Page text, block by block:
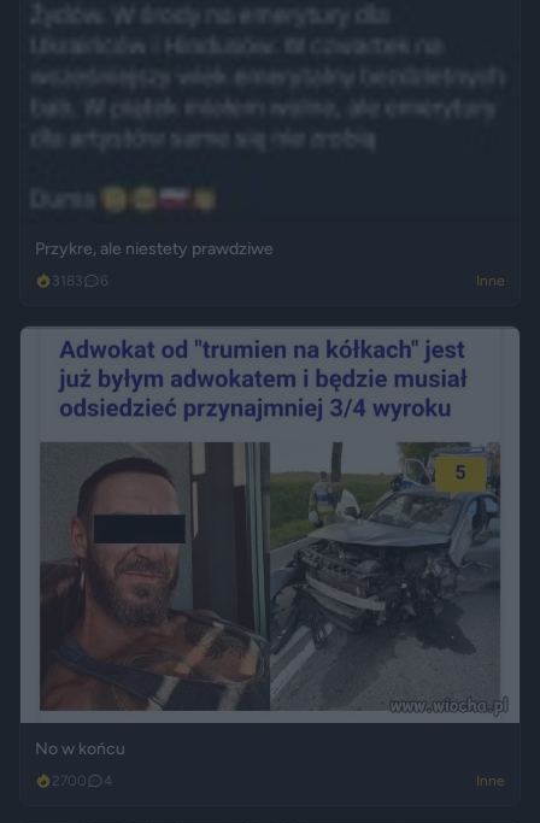
Przykre, ale niestety prawdziwe
3183 6 Inne
No w końcu
2700 4 Inne